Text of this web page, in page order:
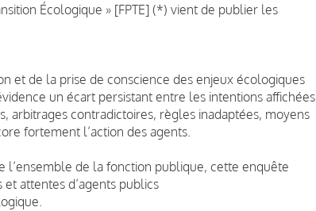
Écologique » [FPTE] (*) vient de publier les
et de la prise de conscience des enjeux écologiques
un écart persistant entre les intentions affichées
contradictoires, règles inadaptées, moyens
fortement l’action des agents.
l’ensemble de la fonction publique, cette enquête
attentes d’agents publics